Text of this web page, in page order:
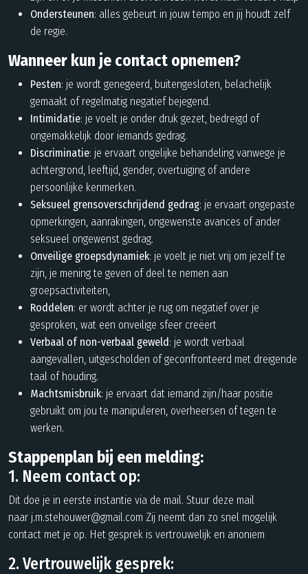
Ondersteunen: alles gebeurt in jouw tempo en jij houdt zelf
de regie.
Wanneer kun je contact opnemen?
Pesten: je wordt genegeerd, buitengesloten, belachelijk
gemaakt of regelmatig negatief bejegend.
Intimidatie: je voelt je onder druk gezet, bedreigd of
ongemakkelijk door iemands gedrag.
Discriminatie: je ervaart ongelijke behandeling vanwege je
achtergrond, leeftijd, gender, overtuiging of andere
persoonlijke kenmerken.
Seksueel grensoverschrijdend gedrag: je ervaart ongepaste
opmerkingen, aanrakingen, ongewenste avances of ander
seksueel ongewenst gedrag.
Onveilige groepsdynamiek: je voelt je niet vrij om jezelf te
zijn, je mening te geven of deel te nemen aan
groepsactiviteiten,
Roddelen: er wordt achter je rug om negatief over je
gesproken, wat een onveilige sfeer creëert
Verbaal of non-verbaal geweld: je wordt verbaal
aangevallen, uitgescholden of geconfronteerd met dreigende
taal of houding.
Machtsmisbruik: je ervaart dat iemand zijn/haar positie
gebruikt om jou te manipuleren, overheersen of tegen te
werken.
Stappenplan bij een melding:
1. Neem contact op:
Dit doe je in eerste instantie via de mail. Stuur deze mail
naar j.m.stehouwer@gmail.com Zij neemt dan zo snel mogelijk
contact met je op. Het gesprek is vertrouwelijk en anoniem
2. Vertrouwelijk gesprek: